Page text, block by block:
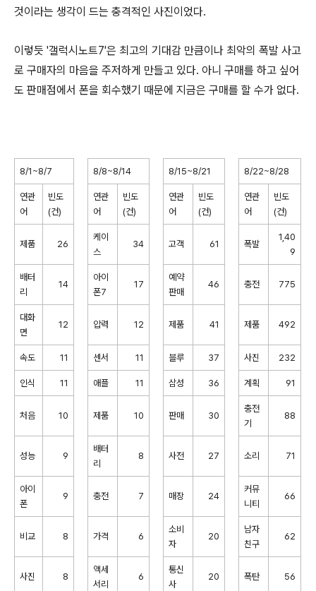
것이라는 생각이 드는 충격적인 사진이었다.
이렇듯 '갤럭시노트7'은 최고의 기대감 만큼이나 최악의 폭발 사고
로 구매자의 마음을 주저하게 만들고 있다. 아니 구매를 하고 싶어
도 판매점에서 폰을 회수했기 때문에 지금은 구매를 할 수가 없다.
8/1~8/7 8/8~8/14 8/15~8/21 8/22~8/28
연관
어
빈도
(건)
연관
어
빈도
(건)
연관
어
빈도
(건)
연관
어
빈도
(건)
제품 26
케이
스
34 고객 61 폭발
1,40
9
배터
리
14
아이
폰7
17
예약
판매
46 충전 775
대화
면
12 압력 12 제품 41 제품 492
속도 11 센서 11 블루 37 사진 232
인식 11 애플 11 삼성 36 계획 91
처음 10 제품 10 판매 30
충전
기
88
성능 9
배터
리
8 사전 27 소리 71
아이
폰
9 충전 7 매장 24
커뮤
니티
66
비교 8 가격 6
소비
자
20
남자
친구
62
사진 8
액세
서리
6
통신
사
20 폭탄 56